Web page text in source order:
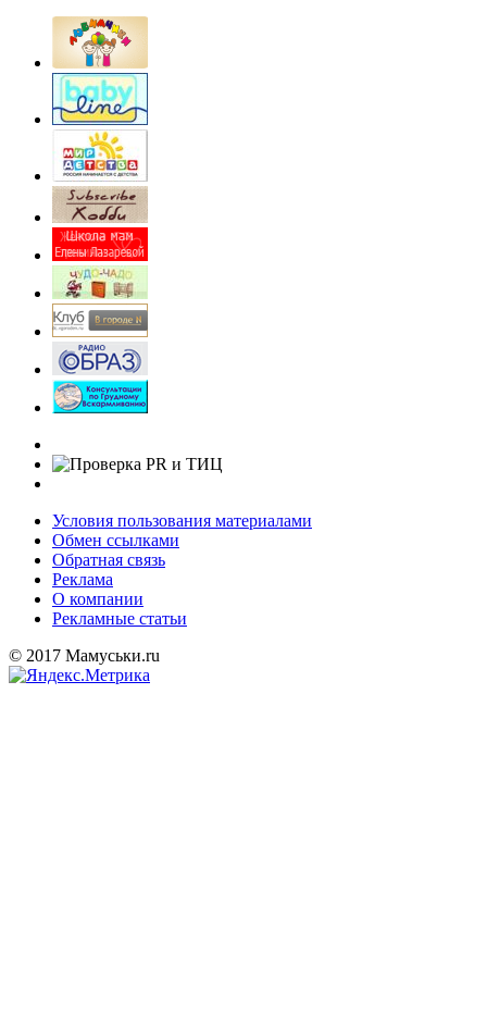
Условия пользования материалами
Обмен ссылками
Обратная связь
Реклама
О компании
Рекламные статьи
© 2017 Мамуськи.ru